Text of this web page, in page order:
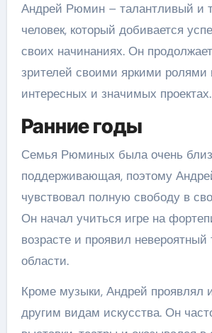
Андрей Рюмин – талантливый и
человек, который добивается
своих начинаниях. Он
зрителей своими яркими ролями
интересных и значимых проектах.
Ранние годы
Семья Рюминых была очень
поддерживающая, поэтому
чувствовал полную свободу в
Он начал учиться игре на
возрасте и проявил невероятный
области.
Кроме музыки, Андрей проявлял
другим видам искусства. Он